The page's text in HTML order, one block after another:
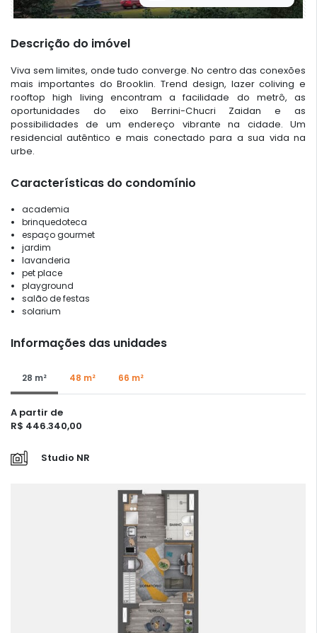
Descrição do imóvel
Viva sem limites, onde tudo converge. No centro das conexões
mais importantes do Brooklin. Trend design, lazer coliving e
rooftop high living encontram a facilidade do metrô, as
oportunidades do eixo Berrini-Chucri Zaidan e as
possibilidades de um endereço vibrante na cidade. Um
residencial autêntico e mais conectado para a sua vida na
urbe.
Características do condomínio
academia
brinquedoteca
espaço gourmet
jardim
lavanderia
pet place
playground
salão de festas
solarium
Informações das unidades
28 m² 48 m² 66 m²
A partir de
R$ 446.340,00
Studio NR